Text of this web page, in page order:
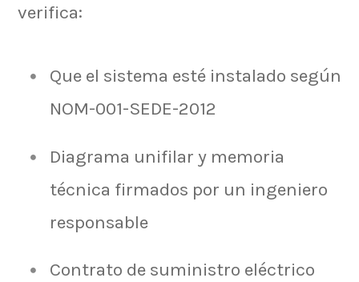
verifica:
Que el sistema esté instalado según
NOM-001-SEDE-2012
Diagrama unifilar y memoria
técnica firmados por un ingeniero
responsable
Contrato de suministro eléctrico